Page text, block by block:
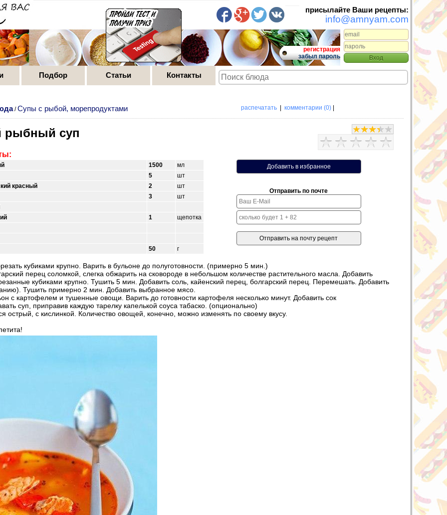
Подбор Статьи Контакты
присылайте Ваши рецепты:
info@amnyam.com
регистрация
забыл пароль
/Супы с рыбой, морепродуктами распечатать| комментарии (0)|
рыбный суп
1500
мл
5
шт
красный
2
шт
3
шт
1
щепотка
50 г
Отправить по почте
кубиками крупно. Варить в бульоне до полуготовности. (примерно 5 мин.)
перец соломкой, слегка обжарить на сковороде в небольшом количестве растительного масла. Добавить
кубиками крупно. Тушить 5 мин. Добавить соль, кайенский перец, болгарский перец. Перемешать. Добавить
Тушить примерно 2 мин. Добавить выбранное мясо.
с картофелем и тушенные овощи. Варить до готовности картофеля несколько минут. Добавить сок
суп, приправив каждую тарелку капелькой соуса табаско. (опционально)
острый, с кислинкой. Количество овощей, конечно, можно изменять по своему вкусу.